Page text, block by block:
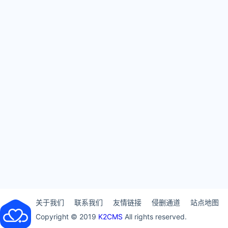
关于我们 联系我们 友情链接 侵删通道
站点地图
Copyright © 2019 K2CMS All rights reserved.